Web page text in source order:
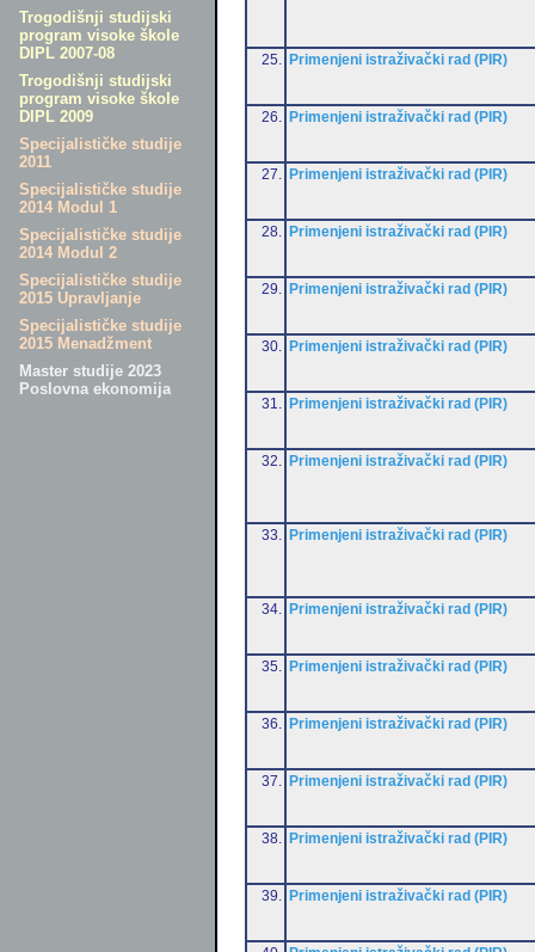
Trogodišnji studijski
program visoke škole
DIPL 2007-08
Trogodišnji studijski
program visoke škole
DIPL 2009
Specijalističke studije
2011
Specijalističke studije
2014 Modul 1
Specijalističke studije
2014 Modul 2
Specijalističke studije
2015 Upravljanje
Specijalističke studije
2015 Menadžment
Master studije 2023
Poslovna ekonomija
25. Primenjeni istraživački rad (PIR)
26. Primenjeni istraživački rad (PIR)
27. Primenjeni istraživački rad (PIR)
28. Primenjeni istraživački rad (PIR)
29. Primenjeni istraživački rad (PIR)
30. Primenjeni istraživački rad (PIR)
31. Primenjeni istraživački rad (PIR)
32. Primenjeni istraživački rad (PIR)
33. Primenjeni istraživački rad (PIR)
34. Primenjeni istraživački rad (PIR)
35. Primenjeni istraživački rad (PIR)
36. Primenjeni istraživački rad (PIR)
37. Primenjeni istraživački rad (PIR)
38. Primenjeni istraživački rad (PIR)
39. Primenjeni istraživački rad (PIR)